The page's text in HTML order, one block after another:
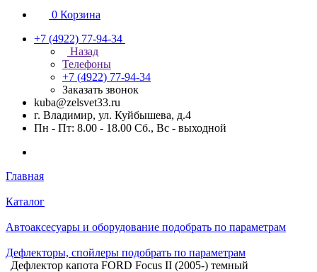
0 Корзина
+7 (4922) 77-94-34
Назад
Телефоны
+7 (4922) 77-94-34
Заказать звонок
kuba@zelsvet33.ru
г. Владимир, ул. Куйбышева, д.4
Пн - Пт: 8.00 - 18.00 Сб., Вс - выходной
Главная
Каталог
Автоаксесуары и оборудование подобрать по параметрам
Дефлекторы, спойлеры подобрать по параметрам
Дефлектор капота FORD Focus II (2005-) темный